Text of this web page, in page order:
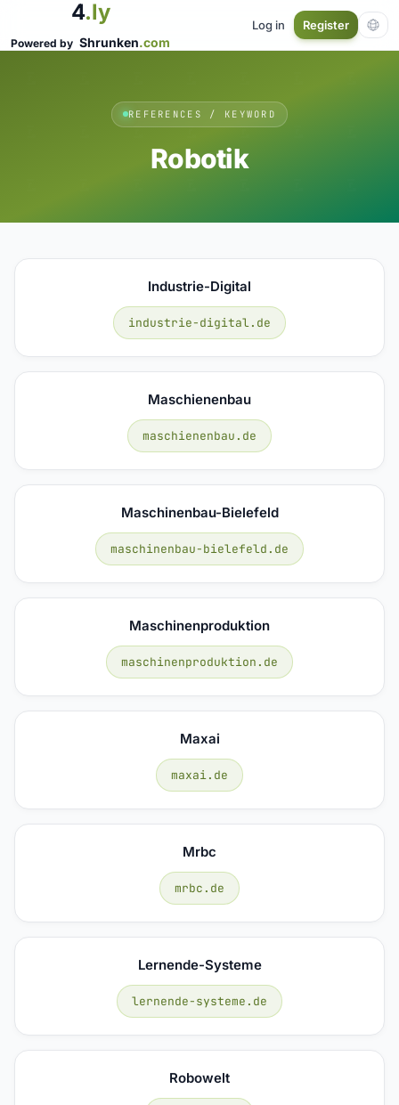
4.ly
Powered by Shrunken.com
Log in Register
REFERENCES / KEYWORD
Robotik
Industrie-Digital
industrie-digital.de
Maschienenbau
maschienenbau.de
Maschinenbau-Bielefeld
maschinenbau-bielefeld.de
Maschinenproduktion
maschinenproduktion.de
Maxai
maxai.de
Mrbc
mrbc.de
Lernende-Systeme
lernende-systeme.de
Robowelt